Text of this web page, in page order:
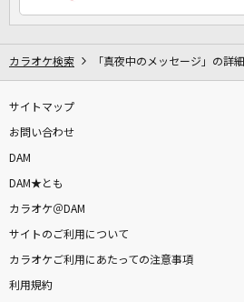
カラオケ検索 「真夜中のメッセージ」の詳細
サイトマップ
お問い合わせ
DAM
DAM★とも
カラオケ＠DAM
サイトのご利用について
カラオケご利用にあたっての注意事項
利用規約